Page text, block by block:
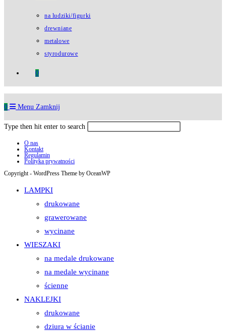
na ludziki/figurki
drewniane
metalowe
styrodurowe
0
0 Menu Zamknij
Type then hit enter to search
O nas
Kontakt
Regulamin
Polityka prywatności
Copyright - WordPress Theme by OceanWP
LAMPKI
drukowane
grawerowane
wycinane
WIESZAKI
na medale drukowane
na medale wycinane
ścienne
NAKLEJKI
drukowane
dziura w ścianie